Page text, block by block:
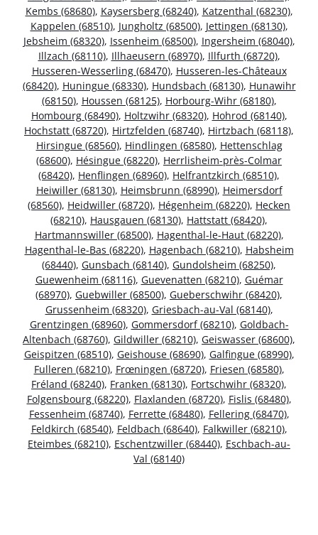
Kembs (68680), Kaysersberg (68240), Katzenthal (68230),
Kappelen (68510), Jungholtz (68500), Jettingen (68130),
Jebsheim (68320), Issenheim (68500), Ingersheim (68040),
Illzach (68110), Illhaeusern (68970), Illfurth (68720),
Husseren-Wesserling (68470), Husseren-les-Châteaux
(68420), Huningue (68330), Hundsbach (68130), Hunawihr
(68150), Houssen (68125), Horbourg-Wihr (68180),
Hombourg (68490), Holtzwihr (68320), Hohrod (68140),
Hochstatt (68720), Hirtzfelden (68740), Hirtzbach (68118),
Hirsingue (68560), Hindlingen (68580), Hettenschlag
(68600), Hésingue (68220), Herrlisheim-près-Colmar
(68420), Henflingen (68960), Helfrantzkirch (68510),
Heiwiller (68130), Heimsbrunn (68990), Heimersdorf
(68560), Heidwiller (68720), Hégenheim (68220), Hecken
(68210), Hausgauen (68130), Hattstatt (68420),
Hartmannswiller (68500), Hagenthal-le-Haut (68220),
Hagenthal-le-Bas (68220), Hagenbach (68210), Habsheim
(68440), Gunsbach (68140), Gundolsheim (68250),
Guewenheim (68116), Guevenatten (68210), Guémar
(68970), Guebwiller (68500), Gueberschwihr (68420),
Grussenheim (68320), Griesbach-au-Val (68140),
Grentzingen (68960), Gommersdorf (68210), Goldbach-
Altenbach (68760), Gildwiller (68210), Geiswasser (68600),
Geispitzen (68510), Geishouse (68690), Galfingue (68990),
Fulleren (68210), Frœningen (68720), Friesen (68580),
Fréland (68240), Franken (68130), Fortschwihr (68320),
Folgensbourg (68220), Flaxlanden (68720), Fislis (68480),
Fessenheim (68740), Ferrette (68480), Fellering (68470),
Feldkirch (68540), Feldbach (68640), Falkwiller (68210),
Eteimbes (68210), Eschentzwiller (68440), Eschbach-au-
Val (68140)